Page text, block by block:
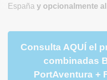
España y opcionalmente
Consulta AQUÍ el
combinadas
PortAventura +